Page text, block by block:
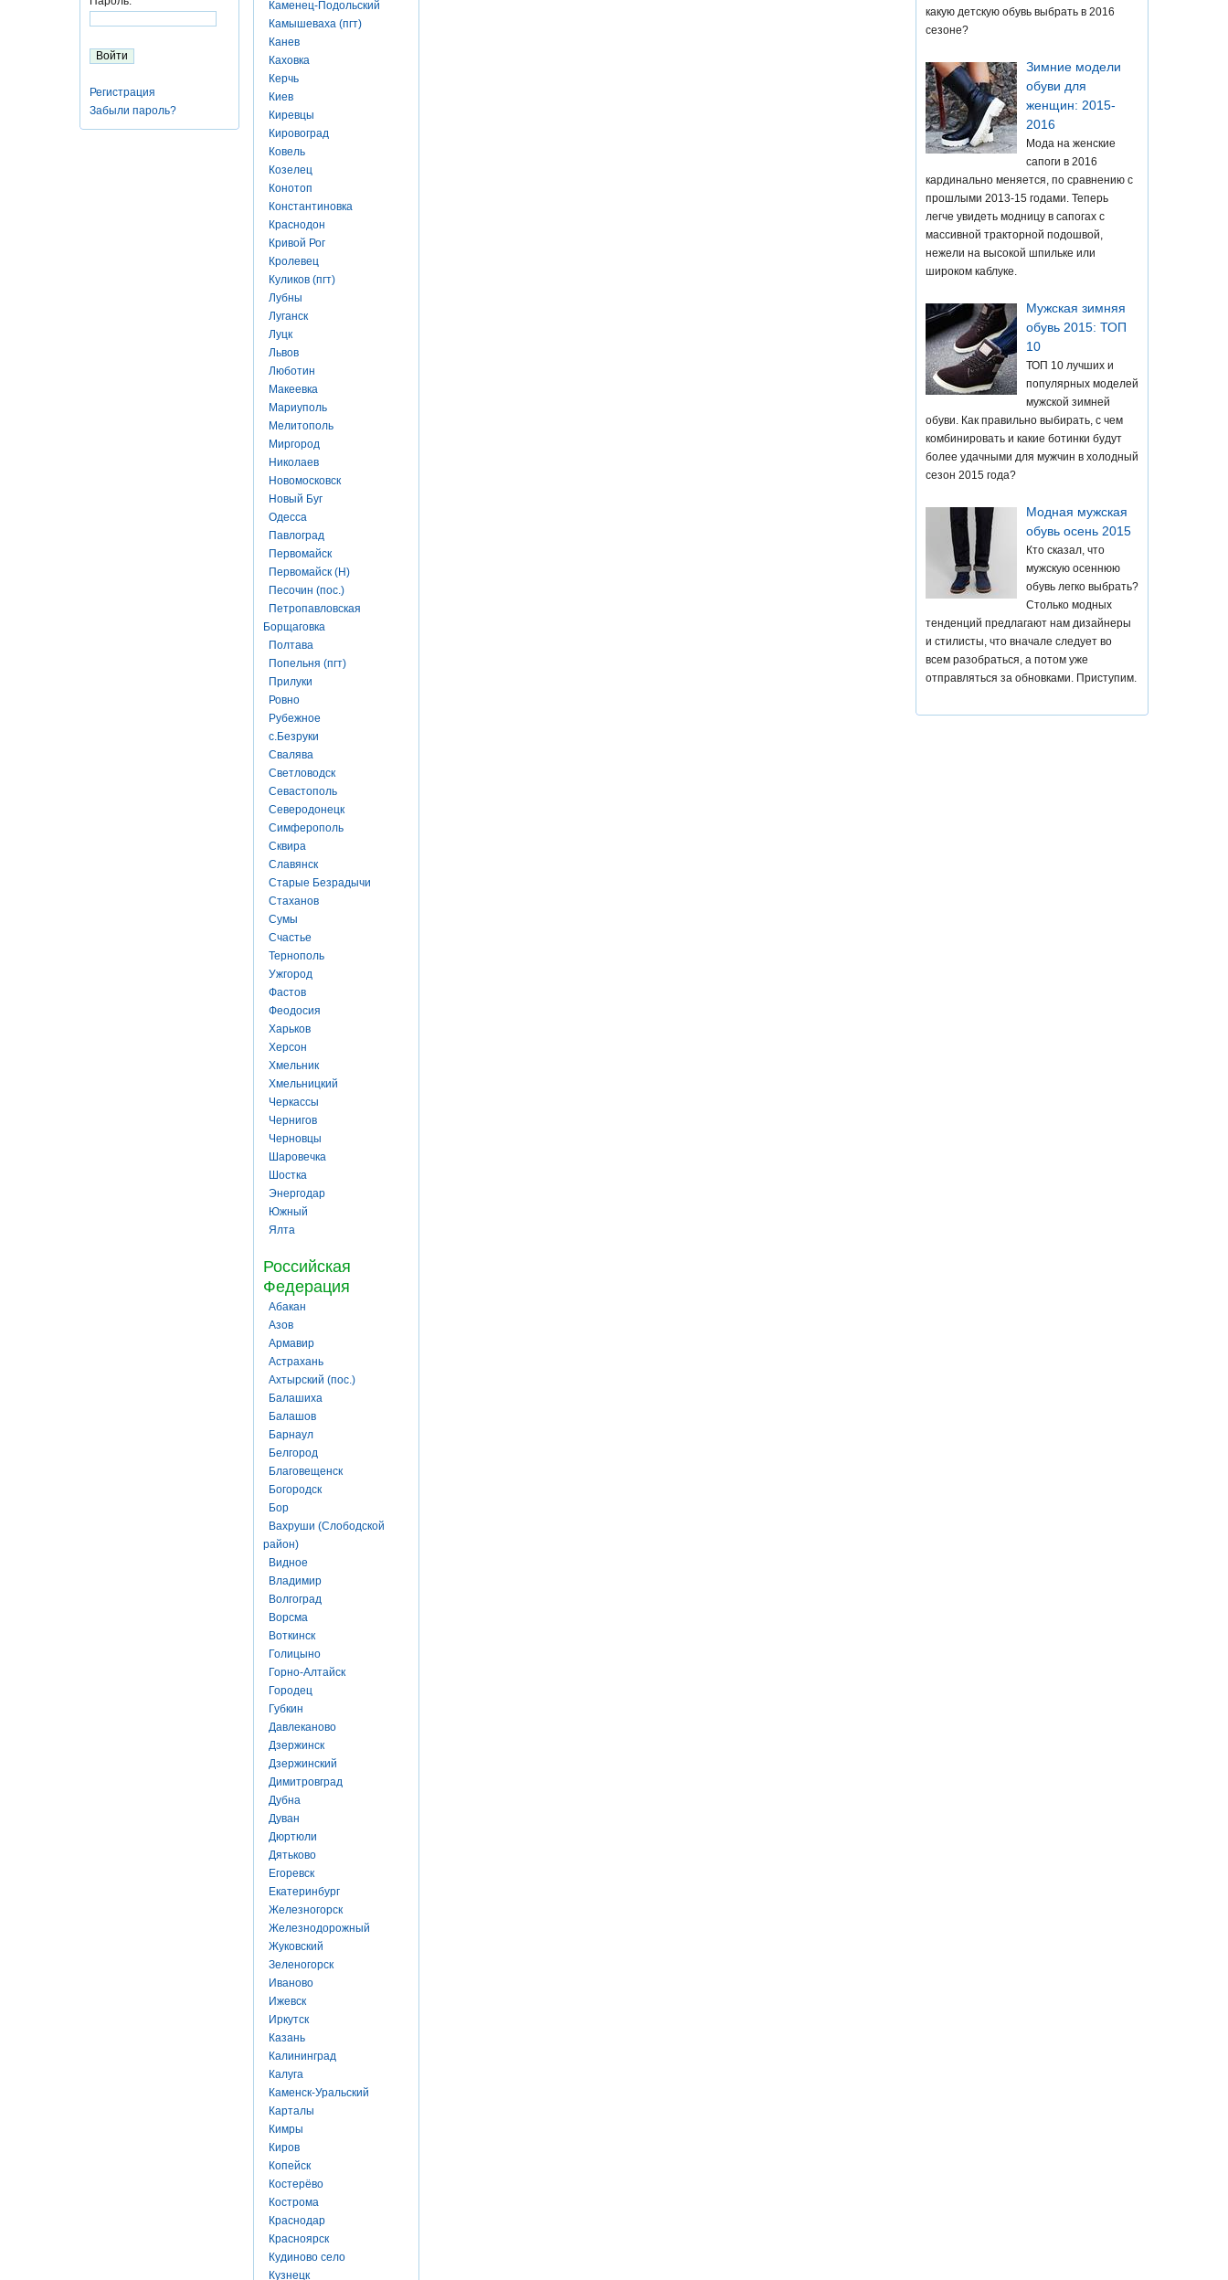
Регистрация
Забыли пароль?
Каменец-Подольский
Камышеваха (пгт)
Канев
Каховка
Керчь
Киев
Киревцы
Кировоград
Ковель
Козелец
Конотоп
Константиновка
Краснодон
Кривой Рог
Кролевец
Куликов (пгт)
Лубны
Луганск
Луцк
Львов
Люботин
Макеевка
Мариуполь
Мелитополь
Миргород
Николаев
Новомосковск
Новый Буг
Одесса
Павлоград
Первомайск
Первомайск (Н)
Песочин (пос.)
Петропавловская
Борщаговка
Полтава
Попельня (пгт)
Прилуки
Ровно
Рубежное
с.Безруки
Свалява
Светловодск
Севастополь
Северодонецк
Симферополь
Сквира
Славянск
Старые Безрадычи
Стаханов
Сумы
Счастье
Тернополь
Ужгород
Фастов
Феодосия
Харьков
Херсон
Хмельник
Хмельницкий
Черкассы
Чернигов
Черновцы
Шаровечка
Шостка
Энергодар
Южный
Ялта
Российская
Федерация
Абакан
Азов
Армавир
Астрахань
Ахтырский (пос.)
Балашиха
Балашов
Барнаул
Белгород
Благовещенск
Богородск
Бор
Вахруши (Слободской
район)
Видное
Владимир
Волгоград
Ворсма
Воткинск
Голицыно
Горно-Алтайск
Городец
Губкин
Давлеканово
Дзержинск
Дзержинский
Димитровград
Дубна
Дуван
Дюртюли
Дятьково
Егоревск
Екатеринбург
Железногорск
Железнодорожный
Жуковский
Зеленогорск
Иваново
Ижевск
Иркутск
Казань
Калининград
Калуга
Каменск-Уральский
Карталы
Кимры
Киров
Копейск
Костерёво
Кострома
Краснодар
Красноярск
Кудиново село
Кузнецк
какую детскую обувь выбрать в 2016
сезоне?
Зимние модели
обуви для
женщин: 2015-
2016
Мода на женские
сапоги в 2016
кардинально меняется, по сравнению с
прошлыми 2013-15 годами. Теперь
легче увидеть модницу в сапогах с
массивной тракторной подошвой,
нежели на высокой шпильке или
широком каблуке.
Мужская зимняя
обувь 2015: ТОП
10
ТОП 10 лучших и
популярных моделей
мужской зимней
обуви. Как правильно выбирать, с чем
комбинировать и какие ботинки будут
более удачными для мужчин в холодный
сезон 2015 года?
Модная мужская
обувь осень 2015
Кто сказал, что
мужскую осеннюю
обувь легко выбрать?
Столько модных
тенденций предлагают нам дизайнеры
и стилисты, что вначале следует во
всем разобраться, а потом уже
отправляться за обновками. Приступим.